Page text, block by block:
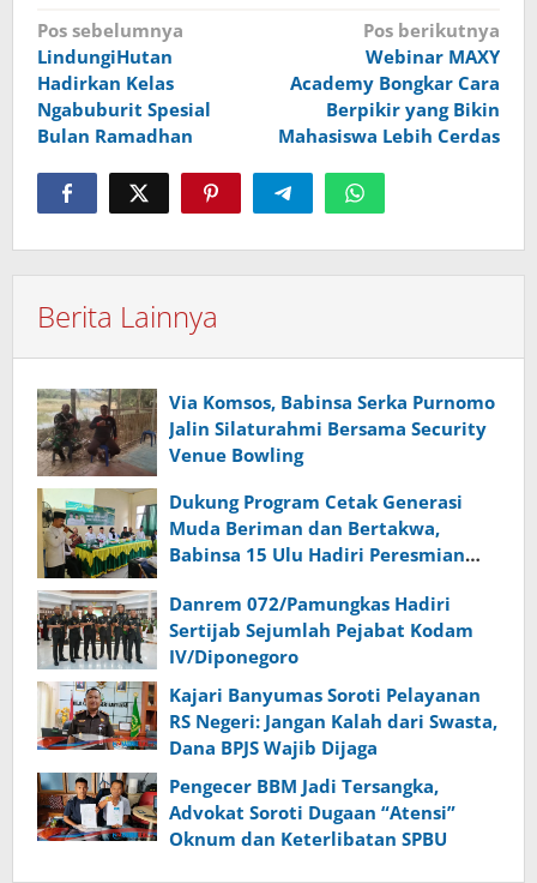
Navigasi
pos
Pos sebelumnya
LindungiHutan
Hadirkan Kelas
Ngabuburit Spesial
Bulan Ramadhan
Pos berikutnya
Webinar MAXY
Academy Bongkar Cara
Berpikir yang Bikin
Mahasiswa Lebih Cerdas
Berita Lainnya
Via Komsos, Babinsa Serka Purnomo
Jalin Silaturahmi Bersama Security
Venue Bowling
Dukung Program Cetak Generasi
Muda Beriman dan Bertakwa,
Babinsa 15 Ulu Hadiri Peresmian
Palembang
Danrem 072/Pamungkas Hadiri
Sertijab Sejumlah Pejabat Kodam
IV/Diponegoro
Kajari Banyumas Soroti Pelayanan
RS Negeri: Jangan Kalah dari Swasta,
Dana BPJS Wajib Dijaga
Pengecer BBM Jadi Tersangka,
Advokat Soroti Dugaan “Atensi”
Oknum dan Keterlibatan SPBU